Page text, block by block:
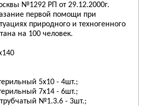
№1292 РП от 29.12.2000г.
первой помощи при
природного и техногенного
на 100 человек.
5х10 - 4шт.;
7х14 - 6шт.;
№1.3.6 - 3шт.;